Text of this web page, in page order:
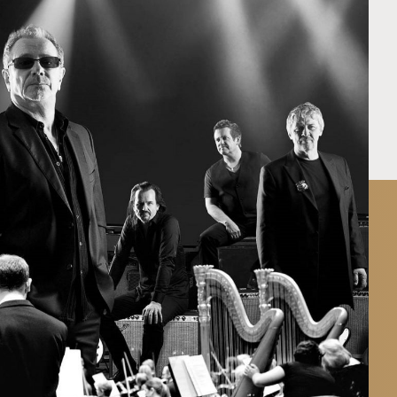
samfunn
Music Competition